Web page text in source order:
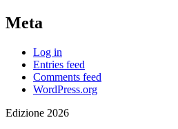
Meta
Log in
Entries feed
Comments feed
WordPress.org
Edizione 2026